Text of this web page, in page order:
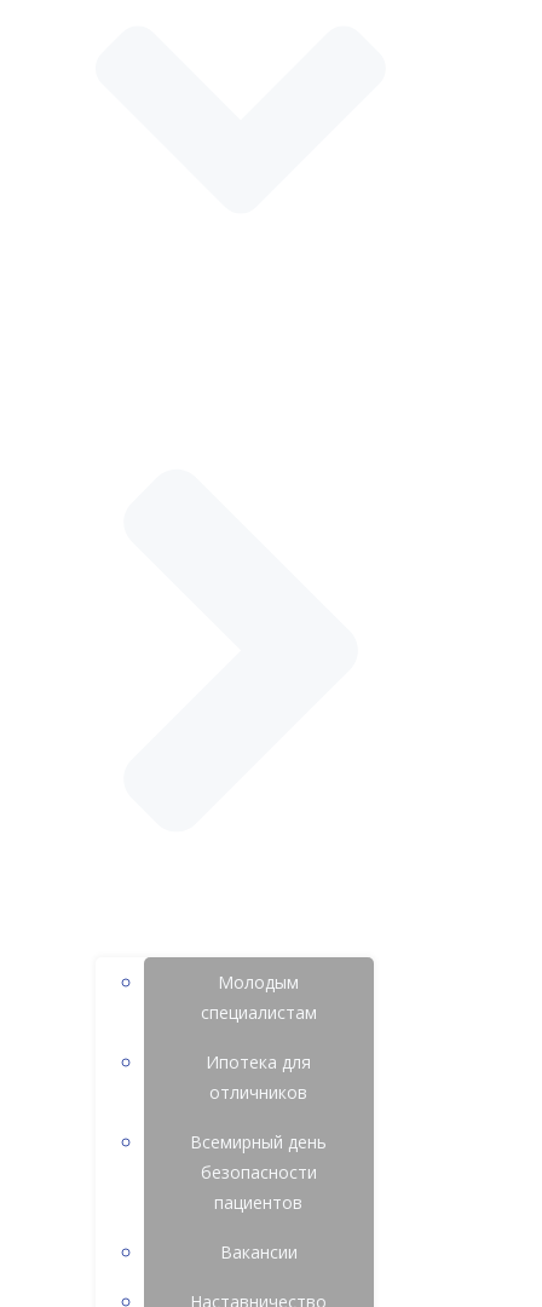
Молодым
специалистам
Ипотека для
отличников
Всемирный день
безопасности
пациентов
Вакансии
Наставничество